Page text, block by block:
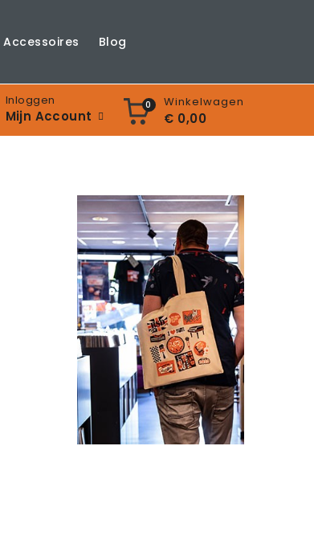
Accessoires Blog
0 Winkelwagen
€ 0,00
Inloggen
Mijn Account